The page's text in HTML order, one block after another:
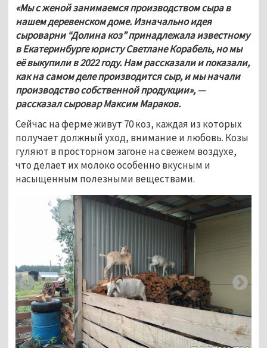
«Мы с женой занимаемся производством сыра в
нашем деревенском доме. Изначально идея
сыроварни “Долина коз” принадлежала известному
в Екатеринбурге юристу Светлане Корабель, но мы
её выкупили в 2022 году. Нам рассказали и показали,
как на самом деле производится сыр, и мы начали
производство собственной продукции», —
рассказал сыровар Максим Мараков.
Сейчас на ферме живут 70 коз, каждая из которых
получает должный уход, внимание и любовь. Козы
гуляют в просторном загоне на свежем воздухе,
что делает их молоко особенно вкусным и
насыщенным полезными веществами.